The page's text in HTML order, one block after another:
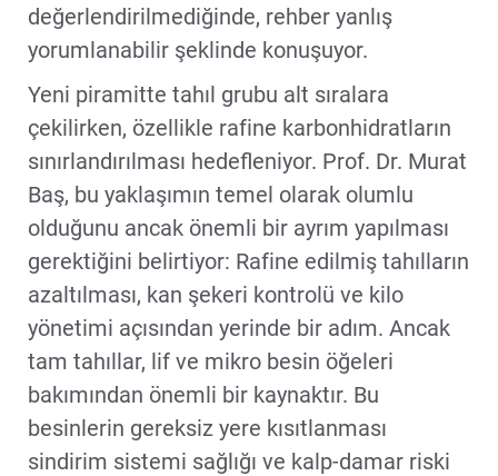
değerlendirilmediğinde, rehber yanlış
yorumlanabilir şeklinde konuşuyor.
Yeni piramitte tahıl grubu alt sıralara
çekilirken, özellikle rafine karbonhidratların
sınırlandırılması hedefleniyor. Prof. Dr. Murat
Baş, bu yaklaşımın temel olarak olumlu
olduğunu ancak önemli bir ayrım yapılması
gerektiğini belirtiyor: Rafine edilmiş tahılların
azaltılması, kan şekeri kontrolü ve kilo
yönetimi açısından yerinde bir adım. Ancak
tam tahıllar, lif ve mikro besin öğeleri
bakımından önemli bir kaynaktır. Bu
besinlerin gereksiz yere kısıtlanması
sindirim sistemi sağlığı ve kalp-damar riski